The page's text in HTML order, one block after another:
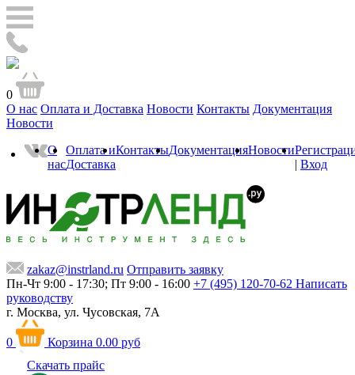
0
О нас Оплата и Доставка Новости Контакты Документация
Новости
О
нас
Оплата и
Доставка
КонтактыДокументацияНовости
| Вход
zakaz@instrland.ru Отправить заявку
Пн-Чт 9:00 - 17:30; Пт 9:00 - 16:00 +7 (495) 120-70-62 Написать
руководству
г. Москва, ул. Чусовская, 7А
0 Корзина 0.00 руб
Скачать прайс